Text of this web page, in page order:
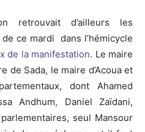
retrouvait d’ailleurs les
ce mardi dans l’hémicycle
de la manifestation. Le maire
de Sada, le maire d’Acoua et
dont Ahamed
Andhum, Daniel Zaïdani,
seul Mansour